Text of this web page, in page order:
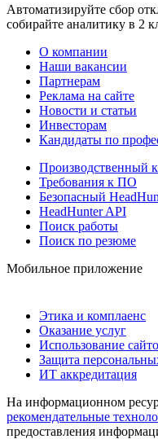
Автоматизируйте сбор
собирайте аналитику в 2
О компании
Наши вакансии
Партнерам
Реклама на сайте
Новости и статьи
Инвесторам
Кандидаты по
Производственный
Требования к ПО
Безопасный
HeadHunter API
Поиск работы
Поиск по резюме
Мобильное приложение
Этика и комплаенс
Оказание услуг
Использование
Защита
ИТ аккредитация
На информационном
рекомендательные
предоставления